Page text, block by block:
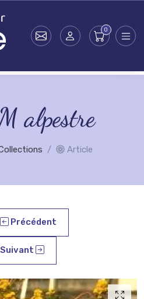
alpestre
Article
Précédent
Suivant